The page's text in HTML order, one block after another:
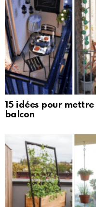
15 idées pour
balcon